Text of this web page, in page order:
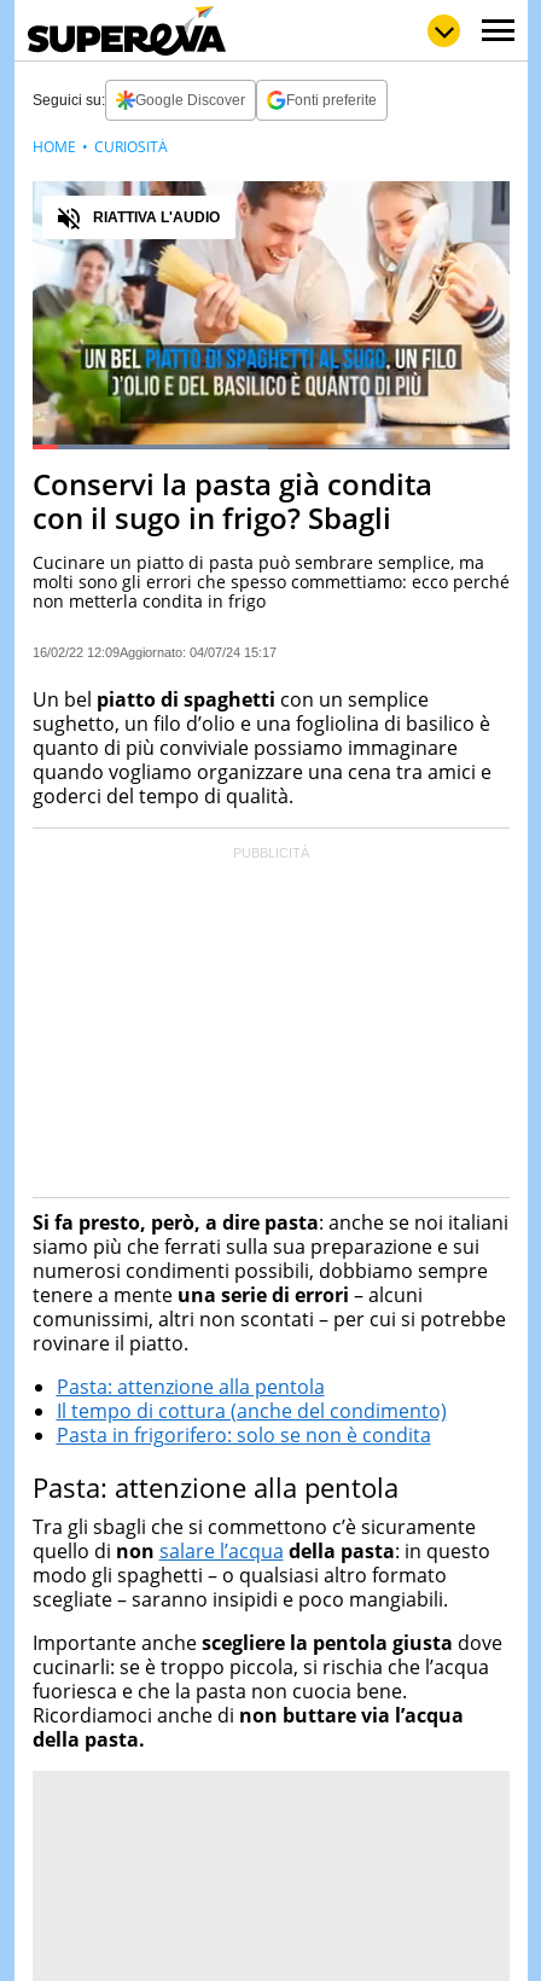
LOLGULP
LOVE
WOW
POP
NEWS
STORIE
VIDEO
& TV
QUIZ
&
TEST
LE
DI
IERI
Seguici su: Google Discover Fonti preferite
Pause Unmute
Loaded:49.61%
Audio
RIATTIVA L'AUDIO
Conservi la pasta già condita
con il sugo in frigo? Sbagli
Cucinare un piatto di pasta può sembrare semplice, ma
molti sono gli errori che spesso commettiamo: ecco perché
non metterla condita in frigo
16/02/22 12:09Aggiornato: 04/07/24 15:17
HOME CURIOSITÀ
Un bel piatto di spaghetti con un semplice
sughetto, un filo d’olio e una fogliolina di basilico è
quanto di più conviviale possiamo immaginare
quando vogliamo organizzare una cena tra amici e
goderci del tempo di qualità.
Si fa presto, però, a dire pasta: anche se noi italiani
siamo più che ferrati sulla sua preparazione e sui
numerosi condimenti possibili, dobbiamo sempre
tenere a mente una serie di errori – alcuni
comunissimi, altri non scontati – per cui si potrebbe
rovinare il piatto.
Pasta: attenzione alla pentola
Il tempo di cottura (anche del condimento)
Pasta in frigorifero: solo se non è condita
Pasta: attenzione alla pentola
Tra gli sbagli che si commettono c’è sicuramente
quello di non salare l’acqua della pasta: in questo
modo gli spaghetti – o qualsiasi altro formato
scegliate – saranno insipidi e poco mangiabili.
Importante anchescegliere la pentola giusta dove
cucinarli: se è troppo piccola, si rischia che l’acqua
fuoriesca e che la pasta non cuocia bene.
Ricordiamoci anche di non buttare via l’acqua
della pasta.